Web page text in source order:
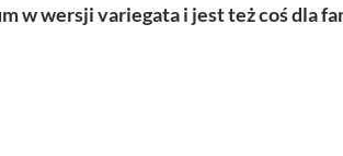
w wersji variegata i jest też coś dla